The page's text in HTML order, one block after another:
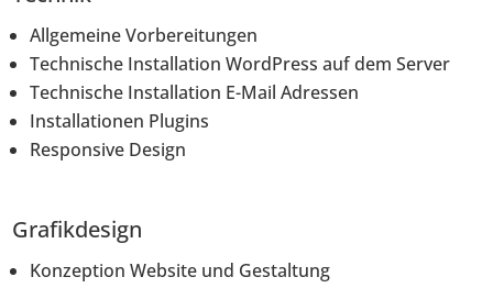
Allgemeine Vorbereitungen
Technische Installation WordPress auf dem Server
Technische Installation E-Mail Adressen
Installationen Plugins
Responsive Design
Grafikdesign
Konzeption Website und Gestaltung